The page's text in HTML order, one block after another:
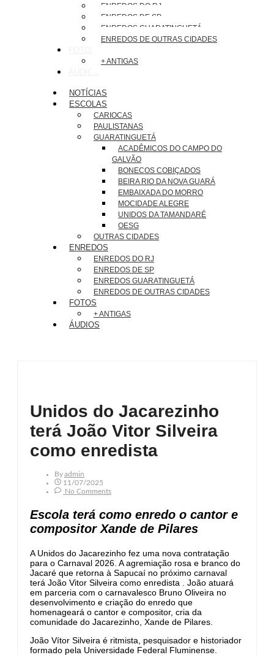
ENREDOS DO RJ
ENREDOS DE SP
ENREDOS GUARATINGUETÁ
ENREDOS DE OUTRAS CIDADES
+ ANTIGAS
NOTÍCIAS
ESCOLAS
CARIOCAS
PAULISTANAS
GUARATINGUETÁ
ACADÊMICOS DO CAMPO DO
GALVÃO
BONECOS COBIÇADOS
BEIRA RIO DA NOVA GUARÁ
EMBAIXADA DO MORRO
MOCIDADE ALEGRE
UNIDOS DA TAMANDARÉ
OESG
OUTRAS CIDADES
ENREDOS
ENREDOS DO RJ
ENREDOS DE SP
ENREDOS GUARATINGUETÁ
ENREDOS DE OUTRAS CIDADES
FOTOS
+ ANTIGAS
ÁUDIOS
Unidos do Jacarezinho
terá João Vitor Silveira
como enredista
ByAdmin
11/07/2025
No Comments
Escola terá como enredo o cantor e
compositor Xande de Pilares
A Unidos do Jacarezinho fez uma nova contratação
para o Carnaval 2026. A agremiação rosa e branco do
Jacaré que retorna à Sapucaí no próximo carnaval
terá João Vitor Silveira como enredista . João atuará
em parceria com o carnavalesco Bruno Oliveira no
desenvolvimento e criação do enredo que
homenageará o cantor e compositor, cria da
comunidade do Jacarezinho, Xande de Pilares.
João Vítor Silveira é ritmista, pesquisador e historiador
formado pela Universidade Federal Fluminense.